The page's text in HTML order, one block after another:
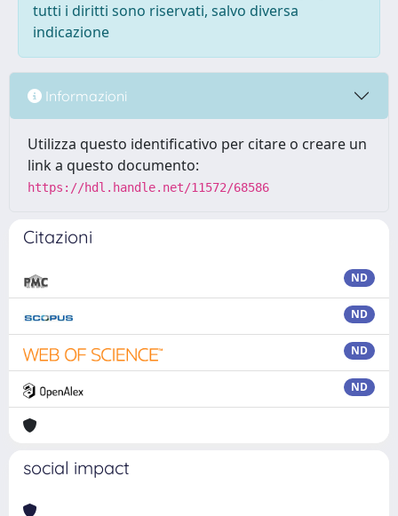
tutti i diritti sono riservati, salvo diversa
indicazione
Informazioni
Utilizza questo identificativo per citare o creare un
link a questo documento:
https://hdl.handle.net/11572/68586
Citazioni
ND
ND
ND
ND
social impact